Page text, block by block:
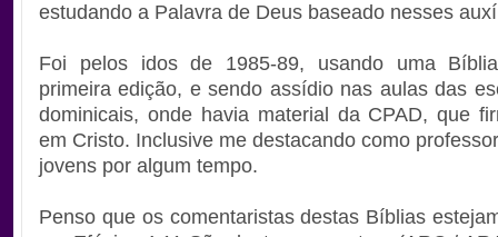
estudando a Palavra de Deus baseado nesses
Foi pelos idos de 1985-89, usando uma
primeira edição, e sendo assídio nas aulas das
dominicais, onde havia material da CPAD, que
em Cristo. Inclusive me destacando como
jovens por algum tempo.
Penso que os comentaristas destas Bíblias